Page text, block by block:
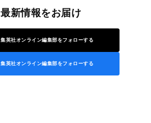
最新情報をお届け
集英社オンライン編集部をフォローする
集英社オンライン編集部をフォローする